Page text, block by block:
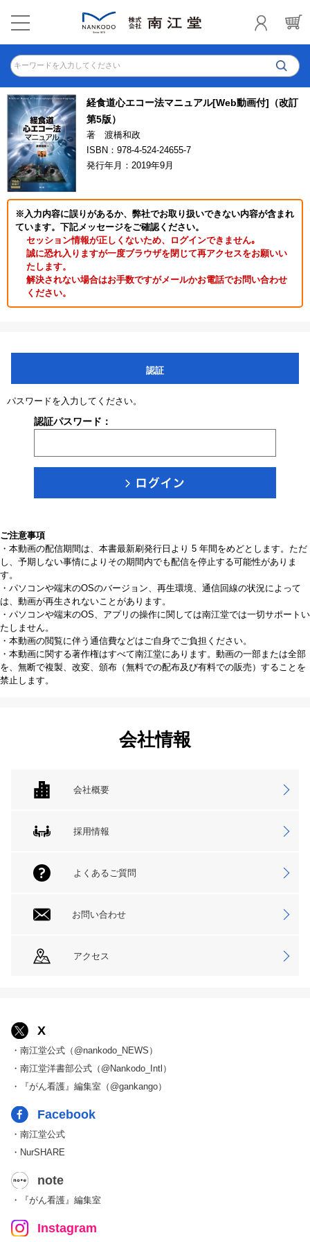
キーワードを入力してください
経食道心エコー法マニュアル[Web動画付]（改訂
第5版）
著 渡橋和政
ISBN：978-4-524-24655-7
発行年月：2019年9月
※入力内容に誤りがあるか、弊社でお取り扱いできない内容が含まれ
ています。下記メッセージをご確認ください。
セッション情報が正しくないため、ログインできません｡
誠に恐れ入りますが一度ブラウザを閉じて再アクセスをお願いい
たします。
解決されない場合はお手数ですがメールかお電話でお問い合わせ
ください。
認証
パスワードを入力してください。
認証パスワード：
ご注意事項
・本動画の配信期間は、本書最新刷発行日より 5 年間をめどとします。ただ
し、予期しない事情によりその期間内でも配信を停止する可能性がありま
す。
・パソコンや端末のOSのバージョン、再生環境、通信回線の状況によって
は、動画が再生されないことがあります。
・パソコンや端末のOS、アプリの操作に関しては南江堂では一切サポートい
たしません。
・本動画の閲覧に伴う通信費などはご自身でご負担ください。
・本動画に関する著作権はすべて南江堂にあります。動画の一部または全部
を、無断で複製、改変、頒布（無料での配布及び有料での販売）することを
禁止します。
会社情報
会社概要
採用情報
よくあるご質問
お問い合わせ
アクセス
X
・南江堂公式（@nankodo_NEWS）
・南江堂洋書部公式（@Nankodo_Intl）
・『がん看護』編集室（@gankango）
Facebook
・南江堂公式
・NurSHARE
note
・『がん看護』編集室
Instagram